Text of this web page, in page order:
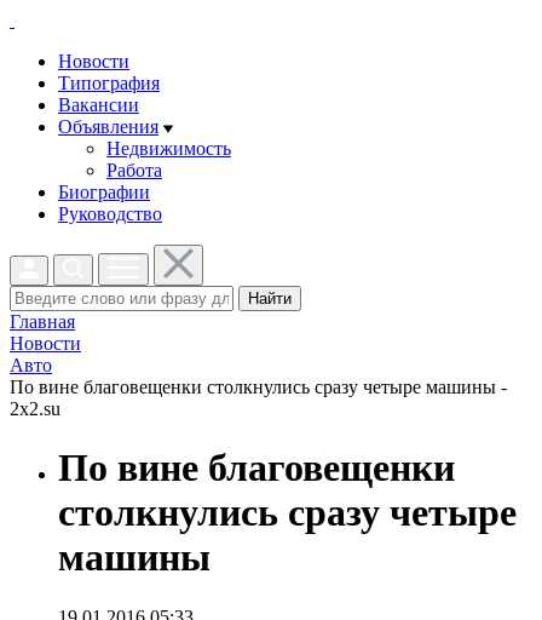
Новости
Типография
Вакансии
Объявления
Недвижимость
Работа
Биографии
Руководство
Найти
Главная
Новости
Авто
По вине благовещенки столкнулись сразу четыре машины -
2x2.su
По вине благовещенки
столкнулись сразу четыре
машины